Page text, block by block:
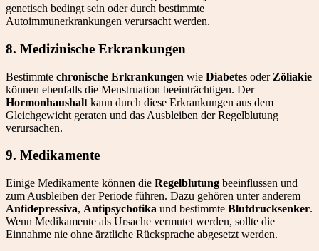
genetisch bedingt sein oder durch bestimmte
Autoimmunerkrankungen verursacht werden.
8. Medizinische Erkrankungen
Bestimmte chronische Erkrankungen wie Diabetes oder Zöliakie
können ebenfalls die Menstruation beeinträchtigen. Der
Hormonhaushalt kann durch diese Erkrankungen aus dem
Gleichgewicht geraten und das Ausbleiben der Regelblutung
verursachen.
9. Medikamente
Einige Medikamente können die Regelblutung beeinflussen und
zum Ausbleiben der Periode führen. Dazu gehören unter anderem
Antidepressiva, Antipsychotika und bestimmte Blutdrucksenker.
Wenn Medikamente als Ursache vermutet werden, sollte die
Einnahme nie ohne ärztliche Rücksprache abgesetzt werden.